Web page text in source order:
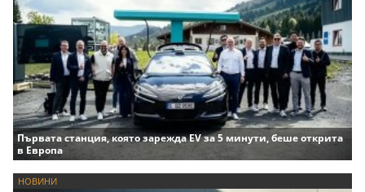
Първата станция, която зарежда EV за 5 минути, беше открита
в Европа
НОВИНИ